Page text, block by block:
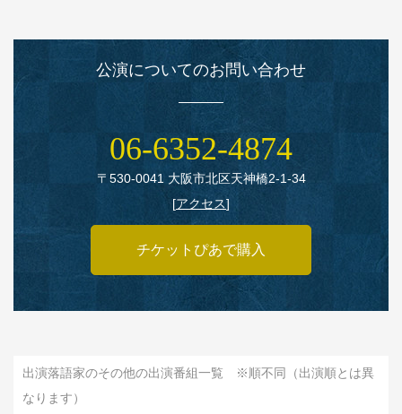
公演についてのお問い合わせ
06‑6352‑4874
〒530‑0041 大阪市北区天神橋2‑1‑34
[アクセス]
チケットぴあで購入
出演落語家のその他の出演番組一覧 ※順不同（出演順とは異
なります）